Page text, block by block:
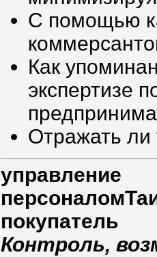
С помощью
Как
экспертизе
Отражать ли
управление
персоналом
покупатель
Контроль,